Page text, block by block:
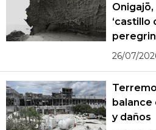
‘castillo
26/07/
balance
y daños